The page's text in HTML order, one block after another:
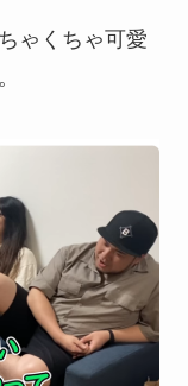
ゃくちゃ可愛